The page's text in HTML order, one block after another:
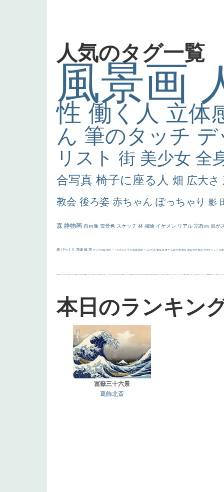
人気のタグ一覧
風景画
性 働く人 立体
ん 筆のタッチ
リスト 街 美少女 全
合写真 椅子に座る人 畑 広大さ
教会 後ろ姿 赤ちゃん ぽっちゃり 影
森 静物画 自画像 雪景色 スケッチ 林 掃除 イケメン リアル 宗教画 肌が
厳 びっくり 花畑 橋 花 カメラ目線 補色 こっち見んな キス 庭園 部屋 こんにちわ 素描 塔 青空 工場 巨木 青年 太陽 壮大 着衣 古代ギリシア 日
画質 ヴィーナス 剣 哀愁 白人少女 食事中 山本芳翠 麦 女神 ローマ教皇 奥行き 火起こし 東方の三博士 雪 114514 受胎告知 天から覗き込む顔 設計図 挿絵 群衆 親子 裸婦 可愛い 美人 ＃名画で学ぶ「たるみ」 躍動感 黄色 畦道 レンブラント・ 暖かい バブみ 靴下
本日のランキン
冨嶽三十六景
葛飾北斎